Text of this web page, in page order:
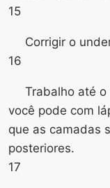
15
Corrigir o
16
Trabalho até
você pode com
que as camadas
posteriores.
17